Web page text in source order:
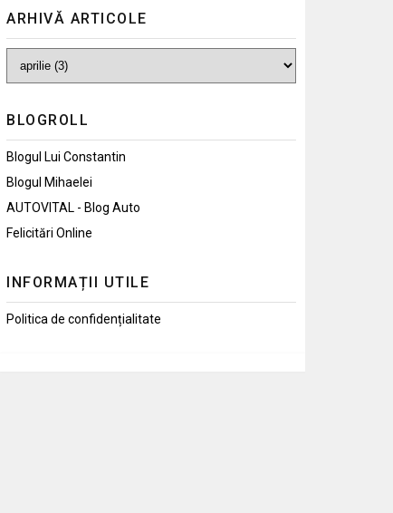
ARHIVĂ ARTICOLE
BLOGROLL
Blogul Lui Constantin
Blogul Mihaelei
AUTOVITAL - Blog Auto
Felicitări Online
INFORMAȚII UTILE
Politica de confidențialitate